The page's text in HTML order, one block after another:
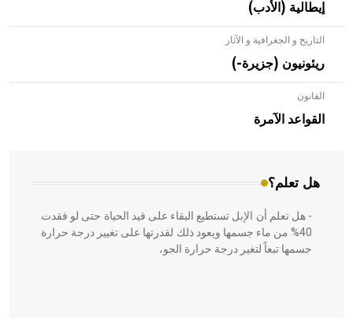
إيطالية (الأدب)
التاريخ و الجغرافية و الآثار
ريئونيون (جزيرة-)
القانون
القواعد الآمرة
هل تعلم؟
- هل تعلم أن الأبلق نوع من الفنون الهندسية التي ارتبطت
بالعمارة الإسلامية في بلاد الشام ومصر خاصة، حيث يحرص
المعمار على بناء مداميكه وخاصة في الواجهات
- هل تعلم أن الإبل تستطيع البقاء على قيد الحياة حتى لو فقدت
40% من ماء جسمها ويعود ذلك لقدرتها على تغيير درجة حرارة
جسمها تبعاً لتغير درجة حرارة الجو،